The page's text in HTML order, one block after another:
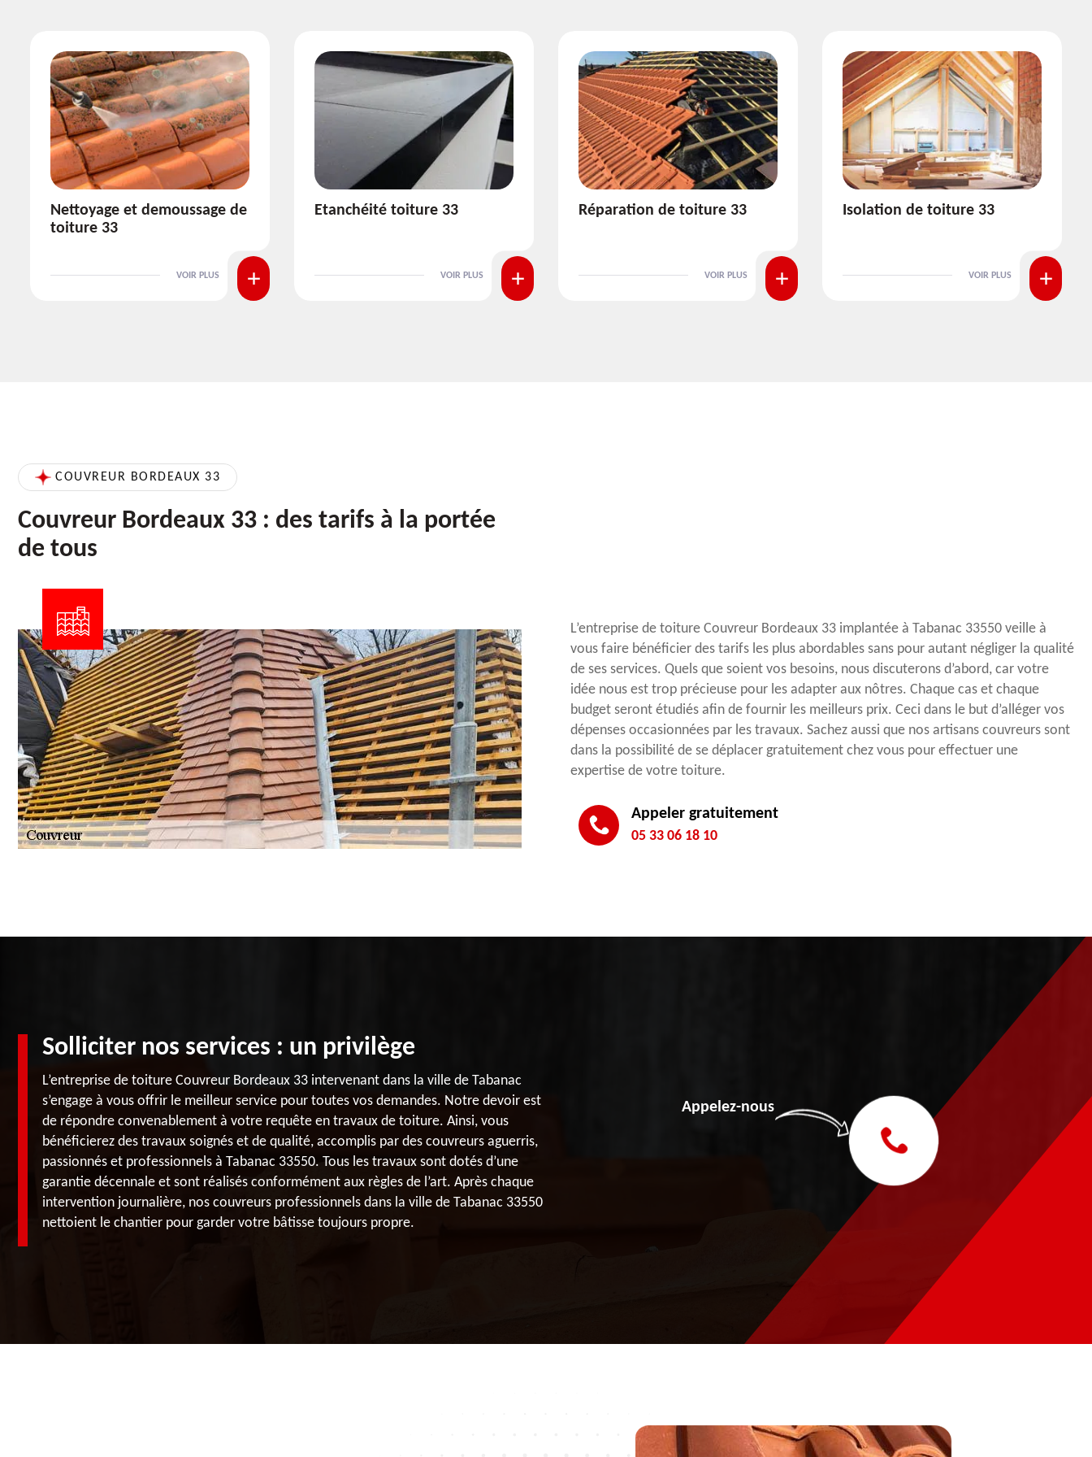
Etanchéité toiture 33
VOIR PLUS
Réparation de toiture 33
VOIR PLUS
Isolation de toiture 33
VOIR PLUS
Pose et nettoyage de
VOIR PLUS
COUVREUR BORDEAUX 33
Couvreur Bordeaux 33 : des tarifs à la portée
de tous
L’entreprise de toiture Couvreur Bordeaux 33 implantée à Tabanac 33550 veille à
vous faire bénéficier des tarifs les plus abordables sans pour autant négliger la qualité
de ses services. Quels que soient vos besoins, nous discuterons d’abord, car votre
idée nous est trop précieuse pour les adapter aux nôtres. Chaque cas et chaque
budget seront étudiés afin de fournir les meilleurs prix. Ceci dans le but d’alléger vos
dépenses occasionnées par les travaux. Sachez aussi que nos artisans couvreurs sont
dans la possibilité de se déplacer gratuitement chez vous pour effectuer une
expertise de votre toiture.
Appeler gratuitement
05 33 06 18 10
Solliciter nos services : un privilège
L’entreprise de toiture Couvreur Bordeaux 33 intervenant dans la ville de Tabanac
s’engage à vous offrir le meilleur service pour toutes vos demandes. Notre devoir est
de répondre convenablement à votre requête en travaux de toiture. Ainsi, vous
bénéficierez des travaux soignés et de qualité, accomplis par des couvreurs aguerris,
passionnés et professionnels à Tabanac 33550. Tous les travaux sont dotés d’une
garantie décennale et sont réalisés conformément aux règles de l’art. Après chaque
intervention journalière, nos couvreurs professionnels dans la ville de Tabanac 33550
nettoient le chantier pour garder votre bâtisse toujours propre.
Appelez-nous